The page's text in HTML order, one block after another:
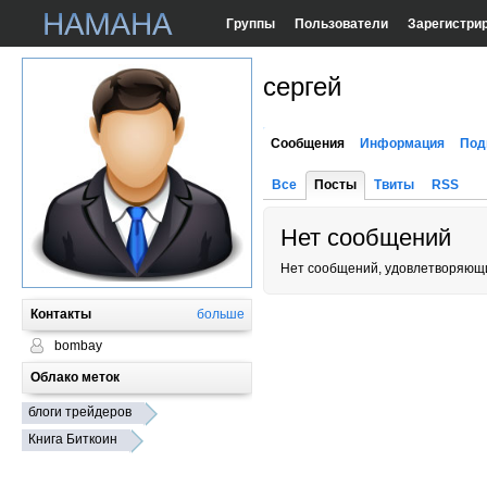
Группы Пользователи
Контакты больше
bombay
Облако меток
блоги трейдеров
Книга Биткоин
сергей
Сообщения Информация
Все Посты Твиты RSS
Нет сообщений
Нет сообщений,